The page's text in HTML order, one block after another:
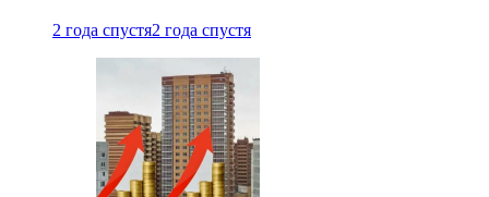
2 года спустя2 года спустя